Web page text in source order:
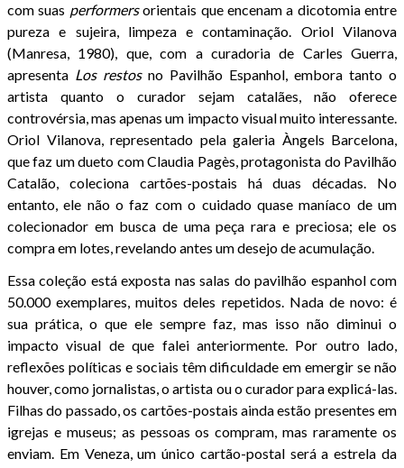
com suas performersorientais que encenam a dicotomia entre
pureza e sujeira, limpeza e contaminação. Oriol Vilanova
(Manresa, 1980), que, com a curadoria de Carles Guerra,
apresenta Los restosno Pavilhão Espanhol, embora tanto o
artista quanto o curador sejam catalães, não oferece
controvérsia, mas apenas um impacto visual muito interessante.
Oriol Vilanova, representado pela galeria Àngels Barcelona,
que faz um dueto com Claudia Pagès, protagonista do Pavilhão
Catalão, coleciona cartões-postais há duas décadas. No
entanto, ele não o faz com o cuidado quase maníaco de um
colecionador em busca de uma peça rara e preciosa; ele os
compra em lotes, revelando antes um desejo de acumulação.
Essa coleção está exposta nas salas do pavilhão espanhol com
50.000 exemplares, muitos deles repetidos. Nada de novo: é
sua prática, o que ele sempre faz, mas isso não diminui o
impacto visual de que falei anteriormente. Por outro lado,
reflexões políticas e sociais têm dificuldade em emergir se não
houver, como jornalistas, o artista ou o curador para explicá-las.
Filhas do passado, os cartões-postais ainda estão presentes em
igrejas e museus; as pessoas os compram, mas raramente os
enviam. Em Veneza, um único cartão-postal será a estrela da